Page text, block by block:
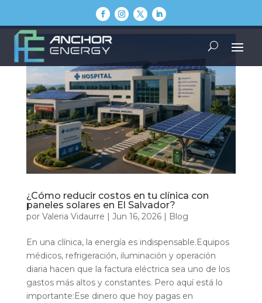
¿Cómo reducir costos en tu clínica con
paneles solares en El Salvador?
por Valeria Vidaurre | Jun 16, 2026| Blog
En una clínica, la energía es indispensable.Equipos
médicos, refrigeración, iluminación y operación
diaria hacen que la factura eléctrica sea uno de los
gastos más altos y constantes. Pero aquí está lo
importante:Ese dinero que hoy pagas en